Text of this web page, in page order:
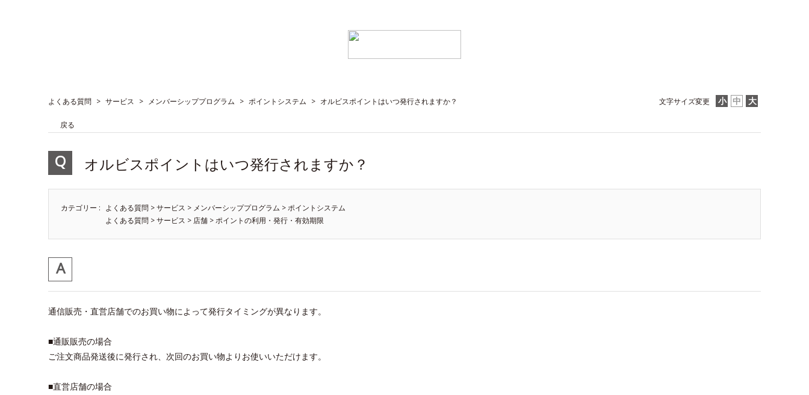
文字サイズ変更
よくある質問 > サービス > メンバーシッププログラム > ポイントシステム > オルビスポイントはいつ発行されますか？
戻る
オルビスポイントはいつ発行されますか？
カテゴリー : よくある質問 >サービス > メンバーシッププログラム >ポイントシステム
よくある質問 >サービス > 店舗 >ポイントの利用・発行・有効期限
通信販売・直営店舗でのお買い物によって発行タイミングが異なります。
■通販販売の場合
ご注文商品発送後に発行され、次回のお買い物よりお使いいただけます。
■直営店舗の場合